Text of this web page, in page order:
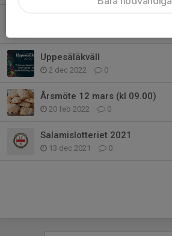
Uppesäläkväll
2 dec 2022 0
Årsmöte 12 mars (kl 09.00)
20 feb 2022 0
Salamislotteriet 2021
13 dec 2021 0